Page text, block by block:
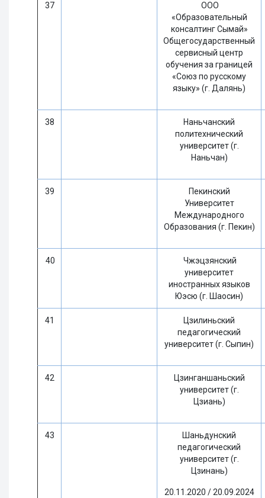
37
ООО
«Образовательный
консалтинг Сымай»
Общегосударственный
сервисный центр
обучения за границей
«Союз по русскому
языку» (г. Далянь)
38
Наньчанский
политехнический
университет (г.
Наньчан)
39
Пекинский
Университет
Международного
Образования (г. Пекин)
40
Чжэцзянский
университет
иностранных языков
Юэсю (г. Шаосин)
41
Цзилиньский
педагогический
университет (г. Сыпин)
42
Цзинганшаньский
университет (г.
Цзиань)
43
Шаньдунский
педагогический
университет (г.
Цзинань)
20.11.2020 / 20.09.2024